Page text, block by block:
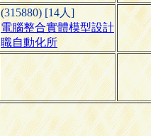
(315880) [14人]
電腦整合實體模型設計
職自動化所